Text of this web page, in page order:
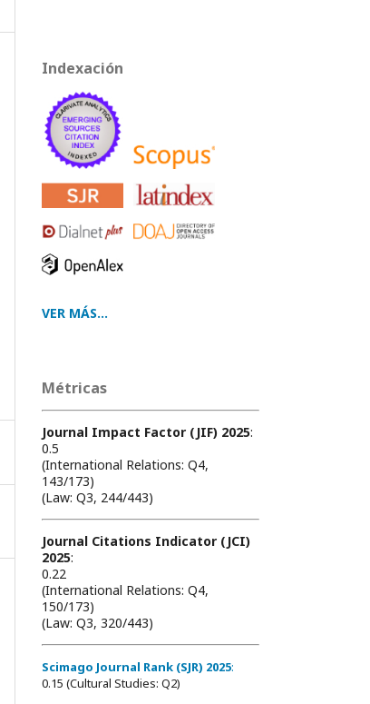
Indexación
VER MÁS...
Métricas
Journal Impact Factor (JIF) 2025:
0.5
(International Relations: Q4,
143/173)
(Law: Q3, 244/443)
Journal Citations Indicator (JCI)
2025:
0.22
(International Relations: Q4,
150/173)
(Law: Q3, 320/443)
Scimago Journal Rank (SJR) 2025:
0.15 (Cultural Studies: Q2)